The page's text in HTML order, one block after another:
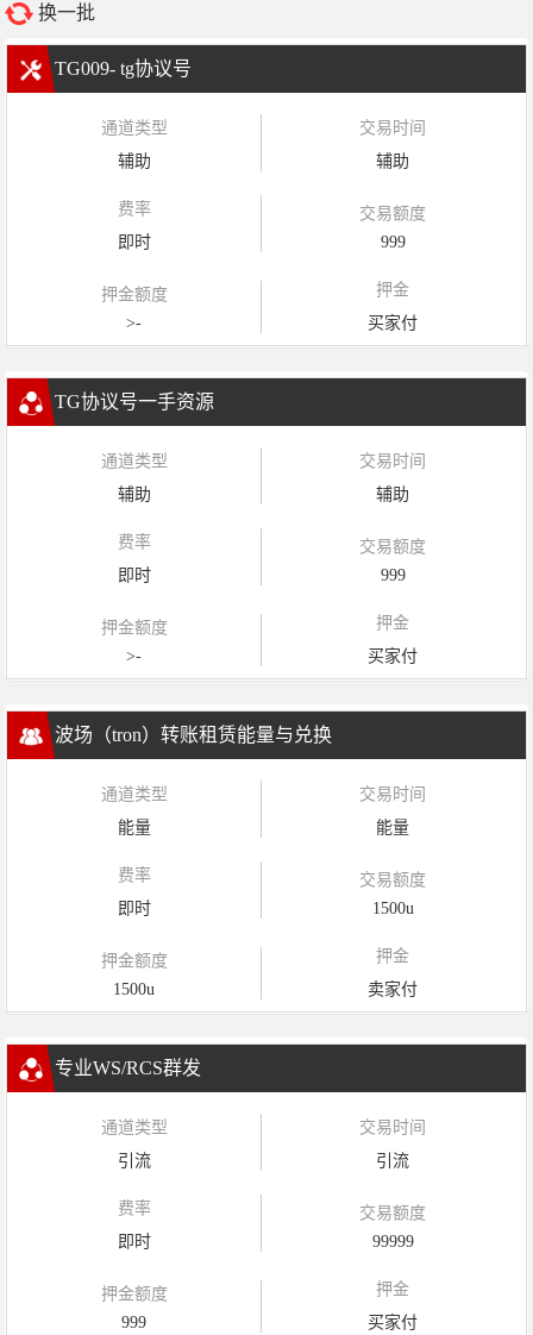
换一批
TG009- tg协议号
通道类型
辅助
交易时间
辅助
费率
即时
交易额度
999
押金额度
>-
押金
买家付
TG协议号一手资源
通道类型
辅助
交易时间
辅助
费率
即时
交易额度
999
押金额度
>-
押金
买家付
波场（tron）转账租赁能量与兑换
通道类型
能量
交易时间
能量
费率
即时
交易额度
1500u
押金额度
1500u
押金
卖家付
专业WS/RCS群发
通道类型
引流
交易时间
引流
费率
即时
交易额度
99999
押金额度
999
押金
买家付